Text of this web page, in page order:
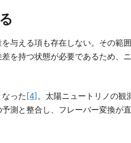
与える項も存在しない。その範
を持つ状態が必要であるため、
った [4] 。太陽ニュートリノの観
測と整合し、フレーバー変換が